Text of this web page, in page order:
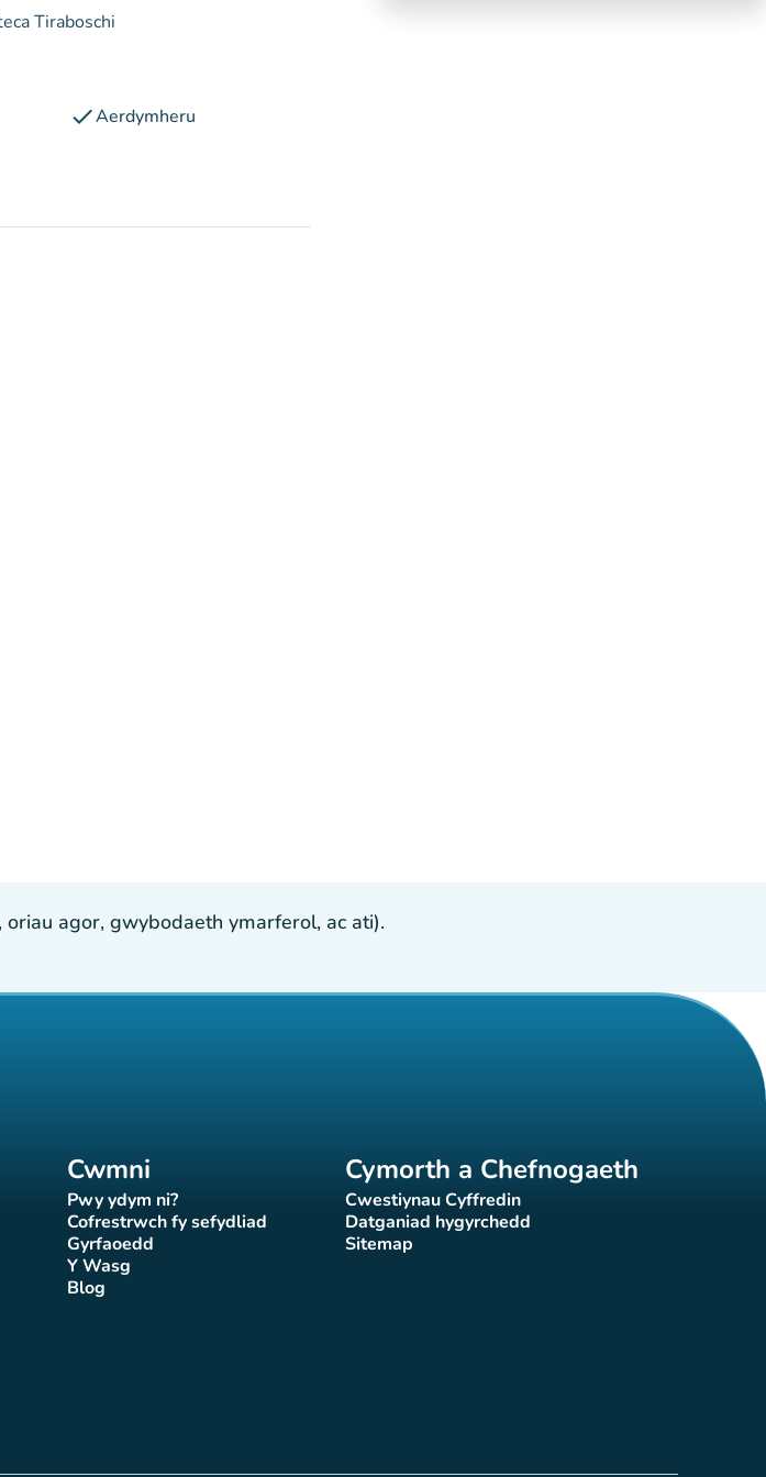
Tiraboschi
checkAerdymheru
agor, gwybodaeth ymarferol, ac ati).
Cwmni
Pwy ydym ni?
(tab newydd)
Cofrestrwch fy sefydliad
(tab newydd)
Gyrfaoedd(tab newydd)
Y Wasg(tab newydd)
Blog(tab newydd)
Cymorth a Chefnogaeth
Cwestiynau Cyffredin
(tab newydd)
Datganiad hygyrchedd
(tab newydd)
Sitemap(tab newydd)